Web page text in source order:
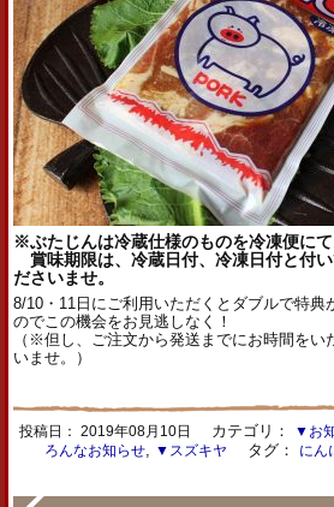
※ぶたじんは冷蔵仕様のものを冷凍便にて
賞味期限は、冷蔵日付、冷凍日付と付
ださいませ。
8/10・ 11日にご利用いただくとダブルで特典
のでこの機会をお見逃しなく！
（※但し、
ご注文から発送までにお時間をい
いませ。）
投稿日： 2019年08月10日 カテゴリ： ▼お
ろんなお知らせ, ▼スズキヤ タグ： にん